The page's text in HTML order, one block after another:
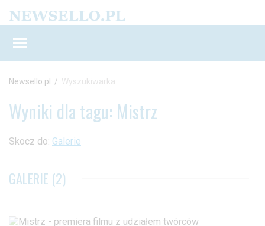
Newsello.pl / Wyszukiwarka
Wyniki dla tagu: Mistrz
Skocz do: Galerie
GALERIE (2)